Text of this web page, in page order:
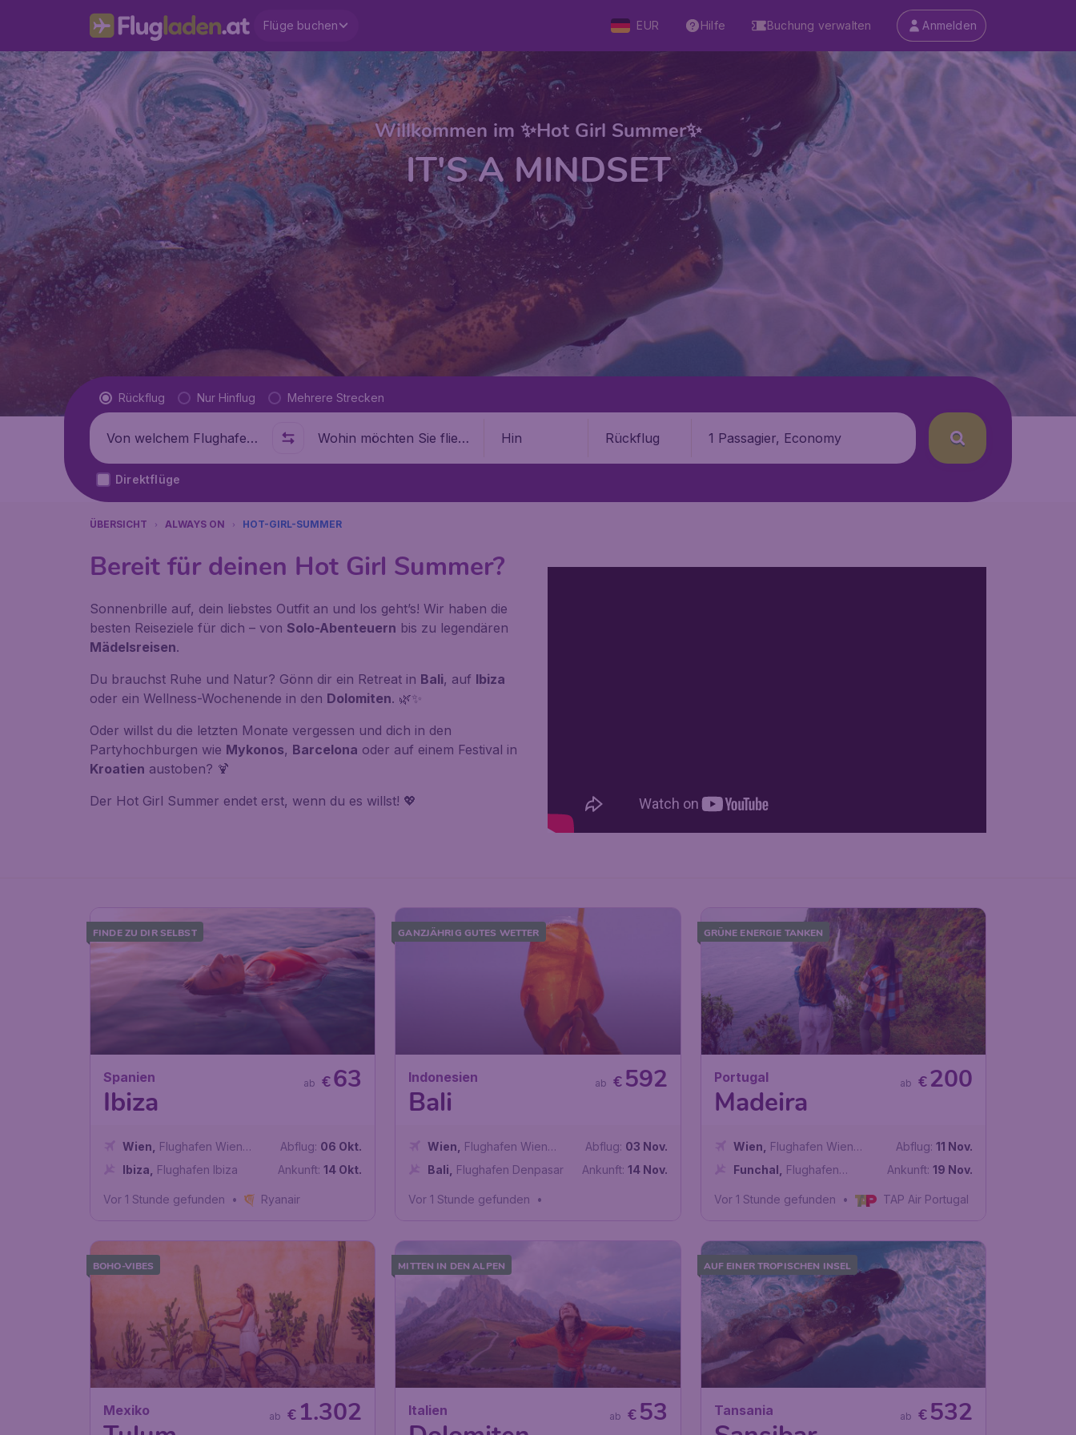
Flüge buchen EUR Hilfe Buchung verwalten Anmelden
Willkommen im ✨Hot Girl Summer✨
IT'S A MINDSET
Flugtyp
Rückflug Nur Hinflug Mehrere Strecken
Abflug von Wohin Hin Rückflug 1 Passagier, Economy
Direktflüge
ÜBERSICHT ALWAYS ON HOT-GIRL-SUMMER
Bereit für deinen Hot Girl Summer?
Sonnenbrille auf, dein liebstes Outfit an und los geht’s! Wir haben die
besten Reiseziele für dich – von Solo-Abenteuern bis zu legendären
Mädelsreisen.
Du brauchst Ruhe und Natur? Gönn dir ein Retreat in Bali, auf Ibiza
oder ein Wellness-Wochenende in den Dolomiten. 🌿✨
Oder willst du die letzten Monate vergessen und dich in den
Partyhochburgen wie Mykonos, Barcelona oder auf einem Festival in
Kroatien austoben? 🍹
Der Hot Girl Summer endet erst, wenn du es willst! 💖
FINDE ZU DIR SELBST
Spanien
Ibiza
€63
ab
Wien
Flughafen Wien
Schwechat
Ibiza Flughafen Ibiza
Abflug: 06 Okt.
Ankunft: 14 Okt.
Vor 1 Stunde gefunden • Ryanair
GANZJÄHRIG GUTES WETTER
Indonesien
Bali
€ 592
ab
Wien
Flughafen Wien
Schwechat
Bali Flughafen Denpasar
Abflug: 03 Nov.
Ankunft: 14 Nov.
Vor 1 Stunde gefunden •
GRÜNE ENERGIE TANKEN
Portugal
Madeira
€200
ab
Wien
Flughafen Wien
Schwechat
Funchal
Flughafen
Abflug: 11 Nov.
Ankunft: 19 Nov.
Vor 1 Stunde gefunden • TAP Air Portugal
BOHO-VIBES
Mexiko € 1.302
ab
MITTEN IN DEN ALPEN
Italien € 53
ab
AUF EINER TROPISCHEN INSEL
Tansania € 532
ab